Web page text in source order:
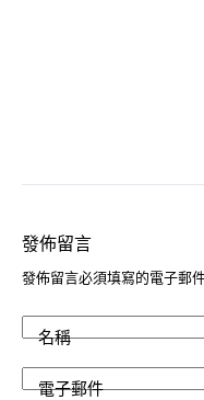
發佈留言
發佈留言必須填寫的電子郵
名稱
電子郵件